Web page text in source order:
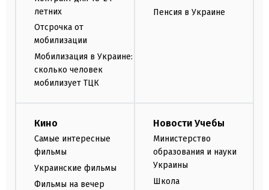
летних
Отсрочка от
мобилизации
Мобилизация в Украине:
сколько человек
мобилизует ТЦК
Пенсия в Украине
Кино
Самые интересные
фильмы
Украинские фильмы
Фильмы на вечер
Новости Учебы
Министерство
образования и науки
Украины
Школа